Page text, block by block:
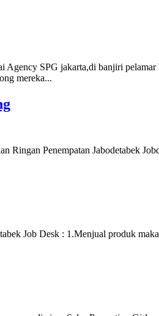
SPG jakarta,di banjiri
mereka...
Ringan Penempatan Jabodetabek
Job Desk : 1.Menjual produk